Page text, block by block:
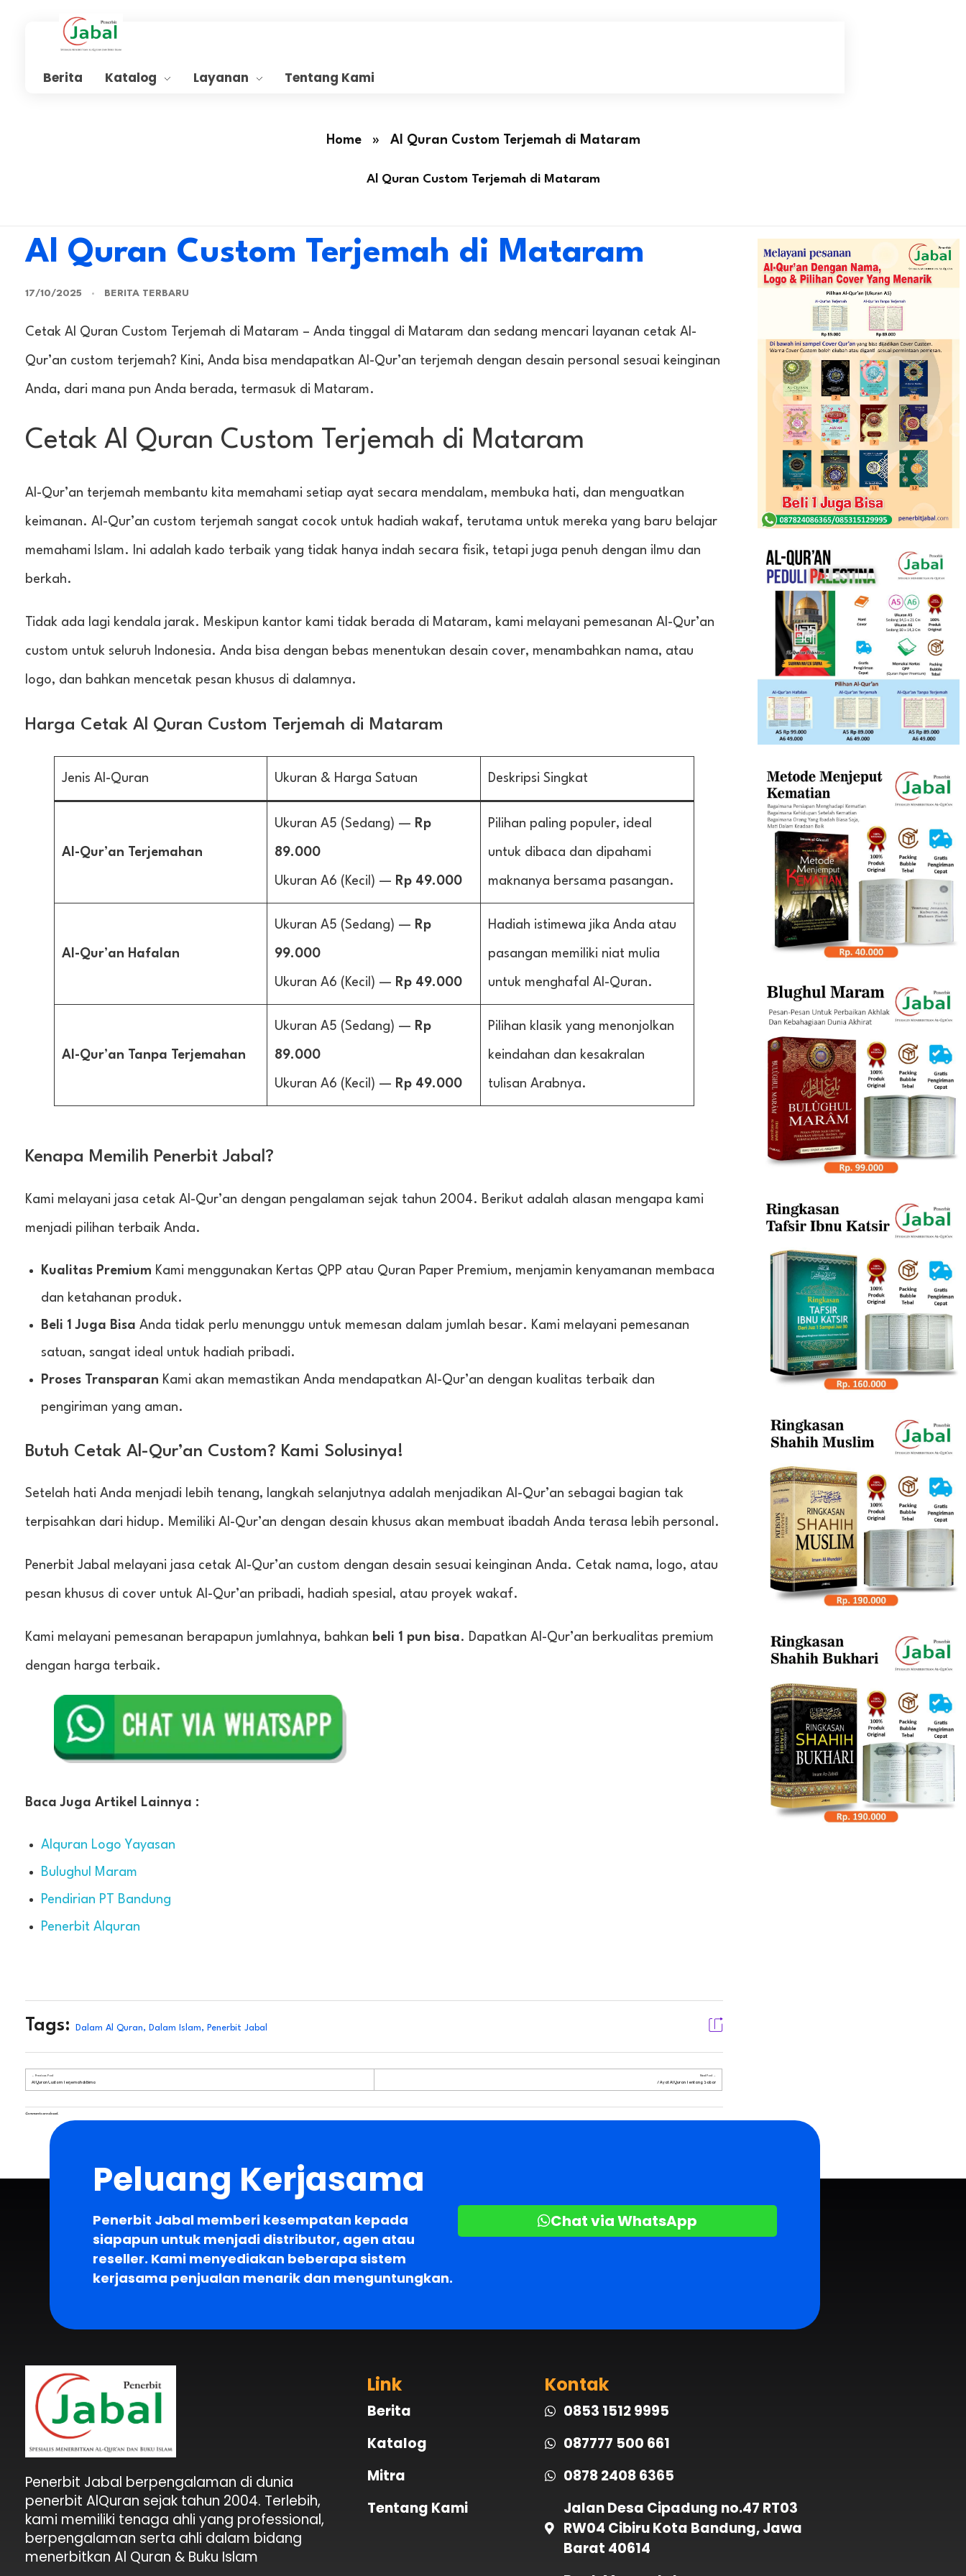
Berita Katalog Layanan Tentang Kami
Home » Al Quran Custom Terjemah di Mataram
Al Quran Custom Terjemah di Mataram
Al Quran Custom Terjemah di Mataram
17/10/2025 BERITA TERBARU
Cetak Al Quran Custom Terjemah di Mataram – Anda tinggal di Mataram dan sedang mencari layanan cetak Al-
Qur’an custom terjemah? Kini, Anda bisa mendapatkan Al-Qur’an terjemah dengan desain personal sesuai keinginan
Anda, dari mana pun Anda berada, termasuk di Mataram.
Cetak Al Quran Custom Terjemah di Mataram
Al-Qur’an terjemah membantu kita memahami setiap ayat secara mendalam, membuka hati, dan menguatkan
keimanan. Al-Qur’an custom terjemah sangat cocok untuk hadiah wakaf, terutama untuk mereka yang baru belajar
memahami Islam. Ini adalah kado terbaik yang tidak hanya indah secara fisik, tetapi juga penuh dengan ilmu dan
berkah.
Tidak ada lagi kendala jarak. Meskipun kantor kami tidak berada di Mataram, kami melayani pemesanan Al-Qur’an
custom untuk seluruh Indonesia. Anda bisa dengan bebas menentukan desain cover, menambahkan nama, atau
logo, dan bahkan mencetak pesan khusus di dalamnya.
Harga Cetak Al Quran Custom Terjemah di Mataram
Jenis Al-Quran Ukuran & Harga Satuan Deskripsi Singkat
Al-Qur’an Terjemahan
Ukuran A5 (Sedang) — Rp
89.000
Ukuran A6 (Kecil) — Rp 49.000
Pilihan paling populer, ideal
untuk dibaca dan dipahami
maknanya bersama pasangan.
Al-Qur’an Hafalan
Ukuran A5 (Sedang) — Rp
99.000
Ukuran A6 (Kecil) — Rp 49.000
Hadiah istimewa jika Anda atau
pasangan memiliki niat mulia
untuk menghafal Al-Quran.
Al-Qur’an Tanpa Terjemahan
Ukuran A5 (Sedang) — Rp
89.000
Ukuran A6 (Kecil) — Rp 49.000
Pilihan klasik yang menonjolkan
keindahan dan kesakralan
tulisan Arabnya.
Kenapa Memilih Penerbit Jabal?
Kami melayani jasa cetak Al-Qur’an dengan pengalaman sejak tahun 2004. Berikut adalah alasan mengapa kami
menjadi pilihan terbaik Anda.
Kualitas Premium Kami menggunakan Kertas QPP atau Quran Paper Premium, menjamin kenyamanan membaca
dan ketahanan produk.
Beli 1 Juga Bisa Anda tidak perlu menunggu untuk memesan dalam jumlah besar. Kami melayani pemesanan
satuan, sangat ideal untuk hadiah pribadi.
Proses Transparan Kami akan memastikan Anda mendapatkan Al-Qur’an dengan kualitas terbaik dan
pengiriman yang aman.
Butuh Cetak Al-Qur’an Custom? Kami Solusinya!
Setelah hati Anda menjadi lebih tenang, langkah selanjutnya adalah menjadikan Al-Qur’an sebagai bagian tak
terpisahkan dari hidup. Memiliki Al-Qur’an dengan desain khusus akan membuat ibadah Anda terasa lebih personal.
Penerbit Jabal melayani jasa cetak Al-Qur’an custom dengan desain sesuai keinginan Anda. Cetak nama, logo, atau
pesan khusus di cover untuk Al-Qur’an pribadi, hadiah spesial, atau proyek wakaf.
Kami melayani pemesanan berapapun jumlahnya, bahkan beli 1 pun bisa. Dapatkan Al-Qur’an berkualitas premium
dengan harga terbaik.
Baca Juga Artikel Lainnya :
Alquran Logo Yayasan
Bulughul Maram
Pendirian PT Bandung
Penerbit Alquran
Tags: Dalam Al Quran, Dalam Islam, Penerbit Jabal
Previous Post
Al Quran Custom Terjemah di Bima
Next Post
7 Ayat Al Quran Tentang Sabar
Comments are closed.
Peluang Kerjasama
Penerbit Jabal memberi kesempatan kepada
siapapun untuk menjadi distributor, agen atau
reseller. Kami menyediakan beberapa sistem
kerjasama penjualan menarik dan menguntungkan.
Chat via WhatsApp
Penerbit Al Quran Jabal
Penerbit Al Quran & Buku Islam Berpengalaman Sejak 2004
Penerbit Jabal berpengalaman di dunia
penerbit AlQuran sejak tahun 2004. Terlebih,
kami memiliki tenaga ahli yang professional,
berpengalaman serta ahli dalam bidang
menerbitkan Al Quran & Buku Islam
Link
Berita
Katalog
Mitra
Tentang Kami
Kontak
0853 1512 9995
087777 500 661
0878 2408 6365
Jalan Desa Cipadung no.47 RT03
RW04 Cibiru Kota Bandung, Jawa
Barat 40614